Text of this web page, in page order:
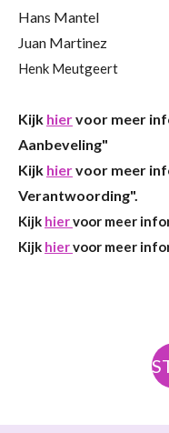
Hans Mantel
Juan Martinez
Henk Meutgeert
Kijk hiervoor meer
Aanbeveling"
Kijk hiervoor meer
Verantwoording".
Kijk hiervoor meer
Kijk hiervoor meer